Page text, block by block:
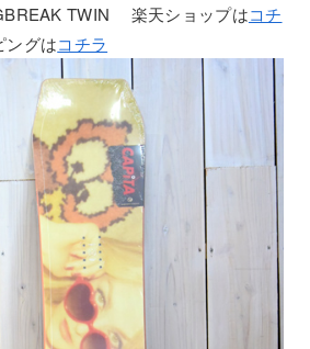
TWIN 楽天ショップはコチ
グはコチラ